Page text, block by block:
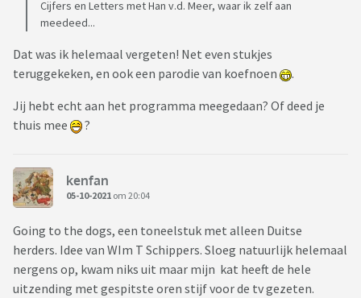
Cijfers en Letters met Han v.d. Meer, waar ik zelf aan
meedeed...
Dat was ik helemaal vergeten! Net even stukjes
teruggekeken, en ook een parodie van koefnoen
.
Jij hebt echt aan het programma meegedaan? Of deed je
thuis mee
?
kenfan
05-10-2021 om 20:04
Going to the dogs, een toneelstuk met alleen Duitse
herders. Idee van WIm T Schippers. Sloeg natuurlijk helemaal
nergens op, kwam niks uit maar mijn kat heeft de hele
uitzending met gespitste oren stijf voor de tv gezeten.